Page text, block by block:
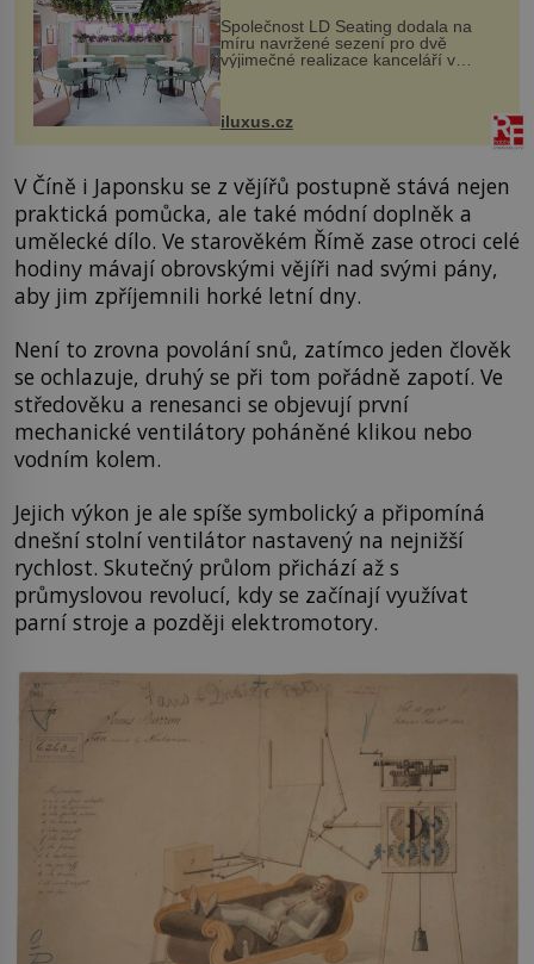
Společnost LD Seating dodala na
míru navržené sezení pro dvě
výjimečné realizace kanceláří v
areálu MediaCityUK v anglickém
budov Media...
iluxus.cz
V Číně i Japonsku se z vějířů postupně stává nejen
praktická pomůcka, ale také módní doplněk a
umělecké dílo. Ve starověkém Římě zase otroci celé
hodiny mávají obrovskými vějíři nad svými pány,
aby jim zpříjemnili horké letní dny.
Není to zrovna povolání snů, zatímco jeden člověk
se ochlazuje, druhý se při tom pořádně zapotí. Ve
středověku a renesanci se objevují první
mechanické ventilátory poháněné klikou nebo
vodním kolem.
Jejich výkon je ale spíše symbolický a připomíná
dnešní stolní ventilátor nastavený na nejnižší
rychlost. Skutečný průlom přichází až s
průmyslovou revolucí, kdy se začínají využívat
parní stroje a později elektromotory.